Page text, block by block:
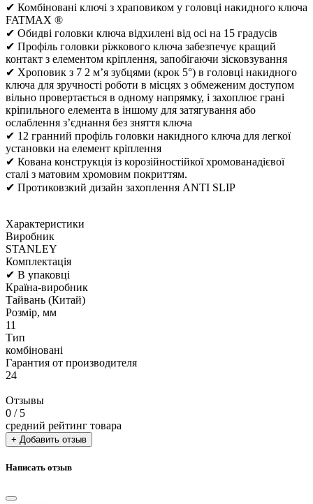
✔ Комбіновані ключі з храповиком у головці накидного ключа
FATMAX ®
✔ Обидві головки ключа відхилені від осі на 15 градусів
✔ Профіль головки ріжкового ключа забезпечує кращий
контакт з елементом кріплення, запобігаючи зісковзування
✔ Хроповик з 7 2 м’я зубцями (крок 5°) в головці накидного
ключа для зручності роботи в місцях з обмеженим доступом
вільно провертається в одному напрямку, і захоплює грані
кріпильного елемента в іншому для затягування або
ослаблення з’єднання без зняття ключа
✔ 12 гранний профіль головки накидного ключа для легкої
установки на елемент кріплення
✔ Кована конструкція із корозійностійкої хромованадієвої
сталі з матовим хромовим покриттям.
✔ Протиковзкий дизайн захоплення ANTI SLIP
Характеристики
Виробник
STANLEY
Комплектація
✔ В упаковці
Країна-виробник
Тайвань (Китай)
Розмір, мм
11
Тип
комбіновані
Гарантия от производителя
24
Отзывы
0 / 5
средний рейтинг товара
+ Добавить отзыв
Написать отзыв